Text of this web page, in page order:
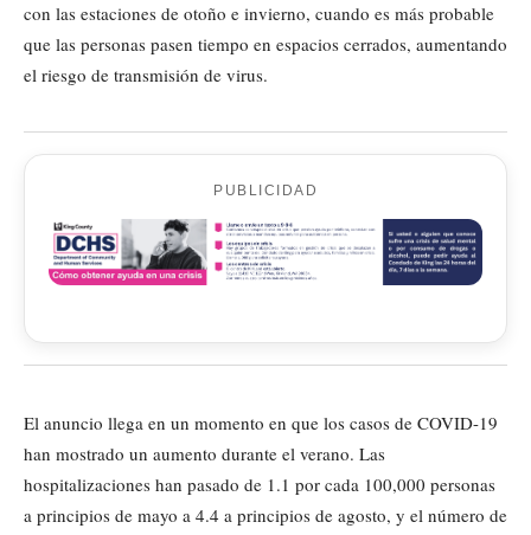
con las estaciones de otoño e invierno, cuando es más probable
que las personas pasen tiempo en espacios cerrados, aumentando
el riesgo de transmisión de virus.
PUBLICIDAD
El anuncio llega en un momento en que los casos de COVID-19
han mostrado un aumento durante el verano. Las
hospitalizaciones han pasado de 1.1 por cada 100,000 personas
a principios de mayo a 4.4 a principios de agosto, y el número de